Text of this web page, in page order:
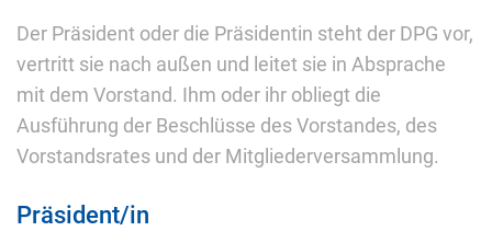
Der Präsident oder die Präsidentin steht der DPG vor,
vertritt sie nach außen und leitet sie in Absprache
mit dem Vorstand. Ihm oder ihr obliegt die
Ausführung der Beschlüsse des Vorstandes, des
Vorstandsrates und der Mitgliederversammlung.
Präsident/in